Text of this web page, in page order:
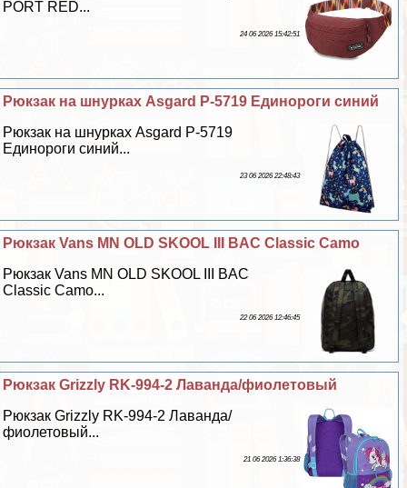
PORT RED...
24 06 2026 15:42:51
Рюкзак на шнурках Asgard Р-5719 Единороги синий
Рюкзак на шнурках Asgard Р-5719
Единороги синий...
23 06 2026 22:48:43
Рюкзак Vans MN OLD SKOOL III BAC Classic Camo
Рюкзак Vans MN OLD SKOOL III BAC
Classic Camo...
22 06 2026 12:46:45
Рюкзак Grizzly RK-994-2 Лаванда/фиолетовый
Рюкзак Grizzly RK-994-2 Лаванда/
фиолетовый...
21 06 2026 1:36:38